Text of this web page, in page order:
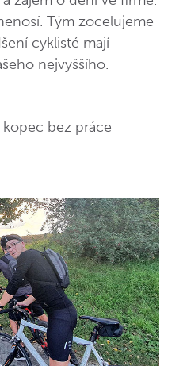
Tým zocelujeme
cyklisté mají
nejvyššího.
bez práce